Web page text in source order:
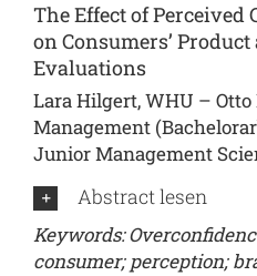
The Effect of Perceived
on Consumers’
Evaluations
Lara Hilgert, WHU –
Management
Junior Management
Abstract lesen
Keywords:
consumer; perception;